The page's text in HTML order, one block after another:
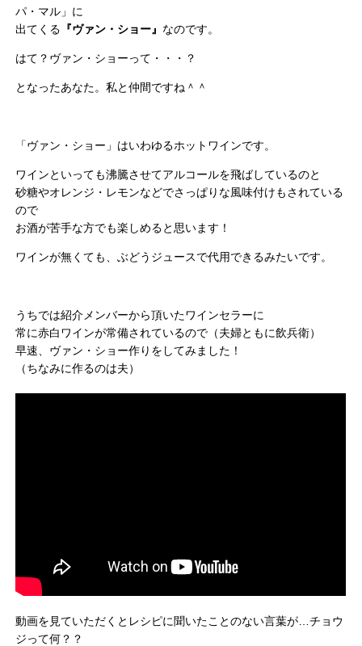
パ・マル」に
出てくる 『ヴァン・ショー』 なのです。
はて？ヴァン・ショーって・・・？
となったあなた。私と仲間ですね＾＾
「ヴァン・ショー」はいわゆるホットワインです。
ワインといっても沸騰させてアルコールを飛ばしているのと
砂糖やオレンジ・レモンなどでさっぱりな風味付けもされている
ので
お酒が苦手な方でも楽しめると思います！
ワインが無くても、ぶどうジュースで代用できるみたいです。
うちでは紹介メンバーから頂いたワインセラーに
常に赤白ワインが常備されているので（夫婦ともに飲兵衛）
早速、ヴァン・ショー作りをしてみました！
（ちなみに作るのは夫）
動画を見ていただくとレシピに聞いたことのない言葉が…チョウ
ジって何？？